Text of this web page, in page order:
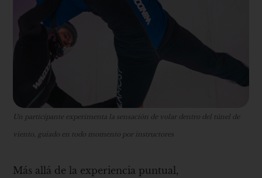
Más allá de la experiencia puntual,
Un participante experimenta la sensación de volar dentro del túnel de
viento, guiado en todo momento por instructores